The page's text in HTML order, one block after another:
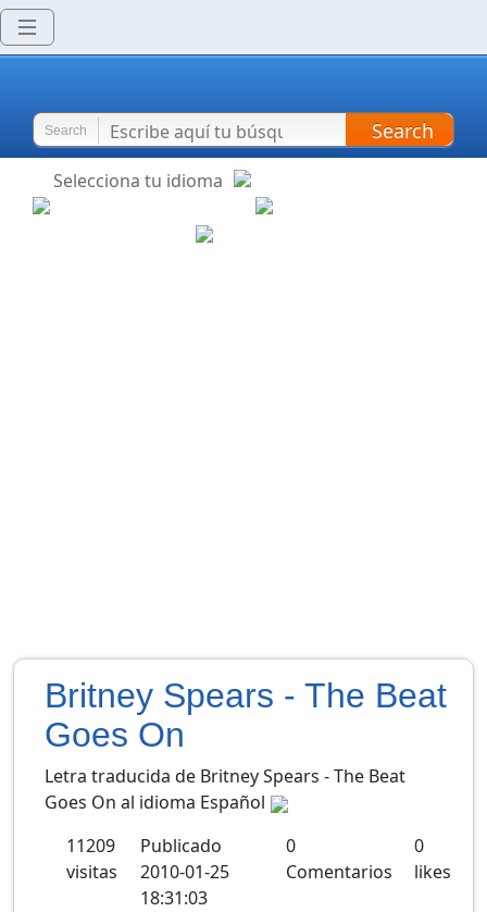
Search Search
Selecciona tu idioma
Britney Spears - The Beat
Goes On
Letra traducida de Britney Spears - The Beat
Goes On al idioma Español
11209
visitas
Publicado
2010-01-25
18:31:03
0
Comentarios
0
likes